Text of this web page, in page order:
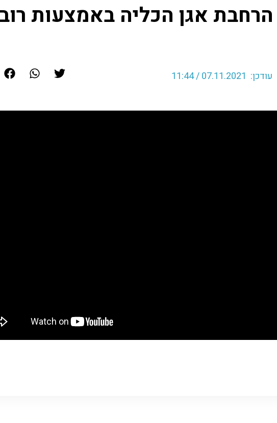
הרחבת אגן הכליה באמצעות
עודכן: 07.11.2021 / 11:44